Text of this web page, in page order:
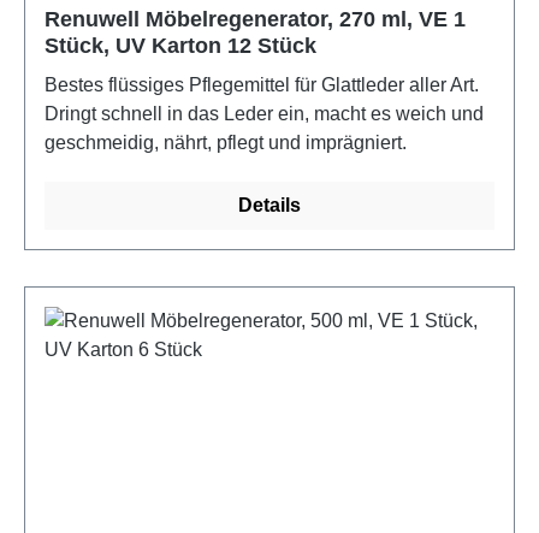
Renuwell Möbelregenerator, 270 ml, VE 1
Stück, UV Karton 12 Stück
Bestes flüssiges Pflegemittel für Glattleder aller Art.
Dringt schnell in das Leder ein, macht es weich und
geschmeidig, nährt, pflegt und imprägniert.
Details